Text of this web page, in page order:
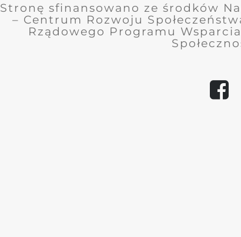
Stronę sfinansowano ze środków
– Centrum Rozwoju
Rządowego Programu